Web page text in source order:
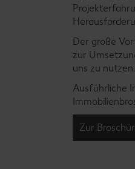
Der große
zur
uns zu
Ausführliche
Zur